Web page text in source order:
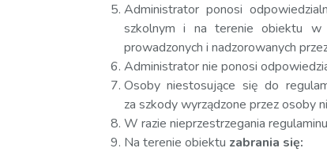
Administrator ponosi
szkolnym i na terenie obiektu w
prowadzonych i nadzorowanych
Administrator nie ponosi
Osoby niestosujące się do
za szkody wyrządzone przez osoby
W razie nieprzestrzegania
Na terenie obiektu zabrania się: